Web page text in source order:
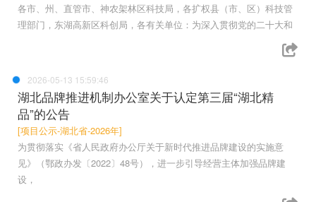
各市、州、直管市、神农架林区科技局，各扩权县（市、区）科技管
理部门，东湖高新区科创局，各有关单位：为深入贯彻党的二十大和
2026-05-13 15:59:46
湖北品牌推进机制办公室关于认定第三届“湖北精
品”的公告
[项目公示-湖北省-2026年]
为贯彻落实《省人民政府办公厅关于新时代推进品牌建设的实施意
见》（鄂政办发〔2022〕48号），进一步引导经营主体加强品牌建
设，